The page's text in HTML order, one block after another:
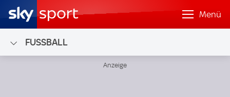
Menü
FUSSBALL